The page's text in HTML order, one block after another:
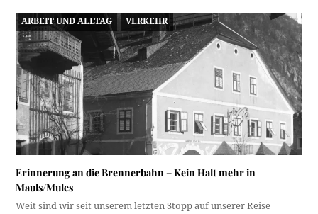
ARBEIT UND ALLTAG VERKEHR
Erinnerung an die Brennerbahn – Kein Halt mehr in
Mauls/Mules
Weit sind wir seit unserem letzten Stopp auf unserer Reise